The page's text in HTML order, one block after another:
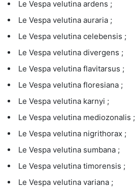
Le Vespa velutina ardens ;
Le Vespa velutina auraria ;
Le Vespa velutina celebensis ;
Le Vespa velutina divergens ;
Le Vespa velutina flavitarsus ;
Le Vespa velutina floresiana ;
Le Vespa velutina karnyi ;
Le Vespa velutina mediozonalis ;
Le Vespa velutina nigrithorax ;
Le Vespa velutina sumbana ;
Le Vespa velutina timorensis ;
Le Vespa velutina variana ;